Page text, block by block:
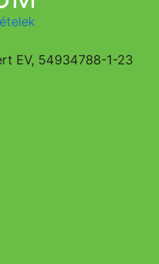
EV, 54934788-1-23